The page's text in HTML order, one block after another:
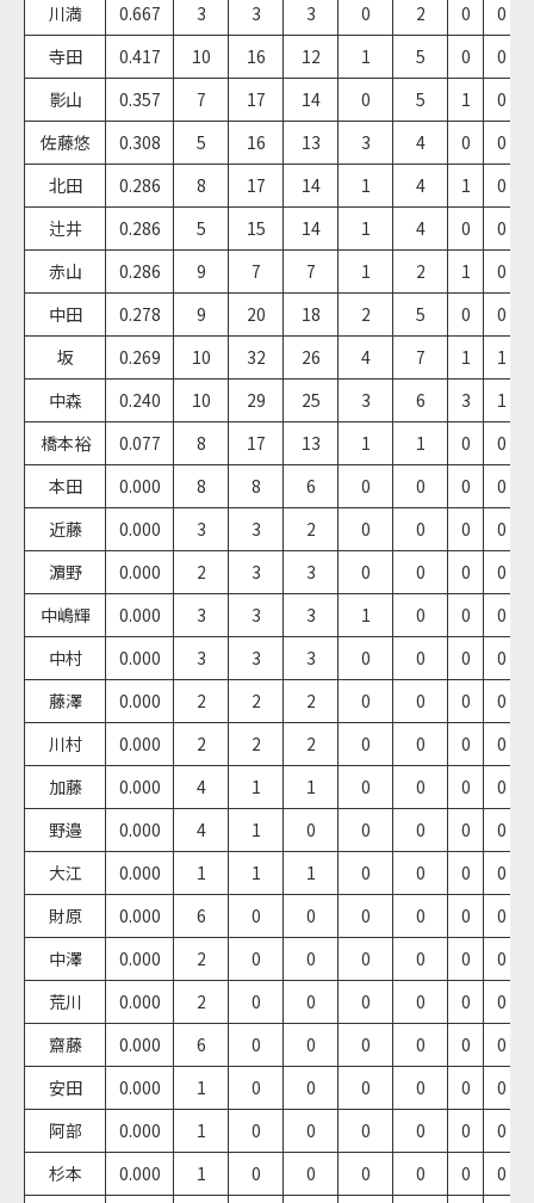
川満 0.667 3 3 3 0 2 0
0
寺田
0.417 10 16 12 1 5 0
0
影山
0.357 7 17 14 0 5 1
0
佐藤悠
0.308 5 16 13 3 4 0
0
北田
0.286 8 17 14 1 4 1
0
辻井
0.286 5 15 14 1 4 0
0
赤山
0.286 9 7 7 1 2 1
0
中田
0.278 9 20 18 2 5 0
0
坂
0.269 10 32 26 4 7 1
1
中森
0.240 10 29 25 3 6 3
1
橋本裕
0.077 8 17 13 1 1 0
0
本田
0.000 8 8 6 0 0 0
0
近藤
0.000 3 3 2 0 0 0
0
濵野
0.000 2 3 3 0 0 0
0
中嶋輝
0.000 3 3 3 1 0 0
0
中村
0.000 3 3 3 0 0 0
0
藤澤
0.000 2 2 2 0 0 0
0
川村
0.000 2 2 2 0 0 0
0
加藤
0.000 4 1 1 0 0 0
0
野邉
0.000 4 1 0 0 0 0
0
大江
0.000 1 1 1 0 0 0
0
財原
0.000 6 0 0 0 0 0
0
中澤
0.000 2 0 0 0 0 0
0
荒川
0.000 2 0 0 0 0 0
0
齋藤
0.000 6 0 0 0 0 0
0
安田
0.000 1 0 0 0 0 0
0
阿部
0.000 1 0 0 0 0 0
0
杉本
0.000 1 0 0 0 0 0
0